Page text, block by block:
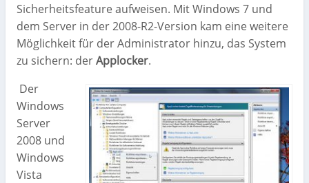
Sicherheitsfeature aufweisen. Mit Windows 7 und
dem Server in der 2008-R2-Version kam eine weitere
Möglichkeit für der Administrator hinzu, das System
zu sichern: derApplocker.
Der
Windows
Server
2008 und
Windows
Vista